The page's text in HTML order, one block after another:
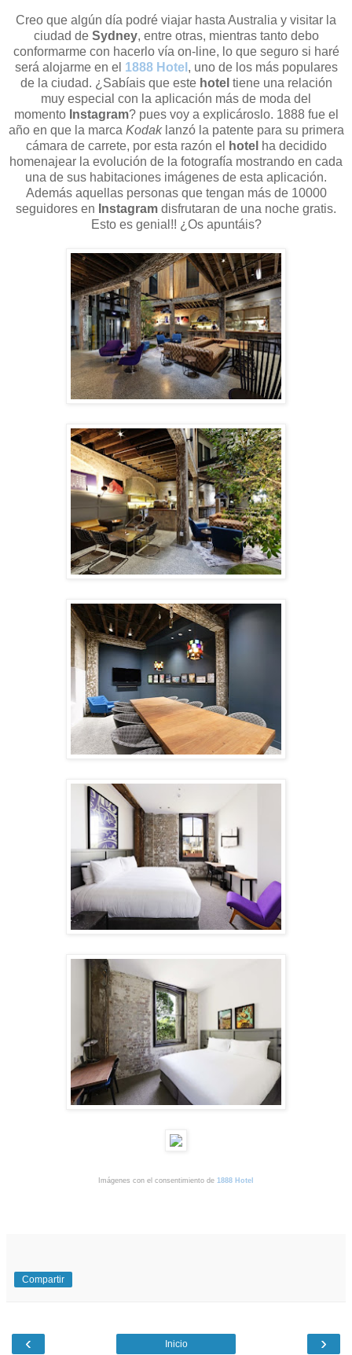
Creo que algún día podré viajar hasta Australia y visitar la
ciudad de Sydney, entre otras, mientras tanto debo
conformarme con hacerlo vía on-line, lo que seguro si haré
será alojarme en el 1888 Hotel , uno de los más populares
de la ciudad. ¿Sabíais que este hotel tiene una relación
muy especial con la aplicación más de moda del
momento Instagram? pues voy a explicároslo. 1888 fue el
año en que la marca Kodaklanzó la patente para su primera
cámara de carrete, por esta razón el
hotel ha decidido
homenajear la evolución de la fotografía mostrando en cada
una de sus habitaciones imágenes de esta aplicación.
Además aquellas personas que tengan más de 10000
seguidores en Instagram disfrutaran de una noche gratis.
Esto es genial!! ¿Os apuntáis?
Imágenes con el consentimiento de 1888 Hotel
Compartir
‹ ›
Inicio